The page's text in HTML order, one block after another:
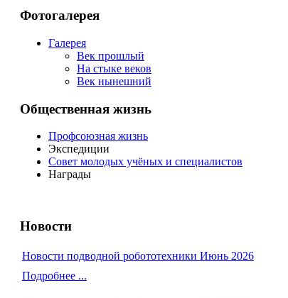
Фотогалерея
Галерея
Век прошлый
На стыке веков
Век нынешний
Общественная жизнь
Профсоюзная жизнь
Экспедиции
Совет молодых учёных и специалистов
Награды
Новости
Новости подводной робототехники Июнь 2026
Подробнее ...